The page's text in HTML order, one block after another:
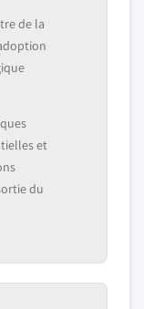
de la
et
du